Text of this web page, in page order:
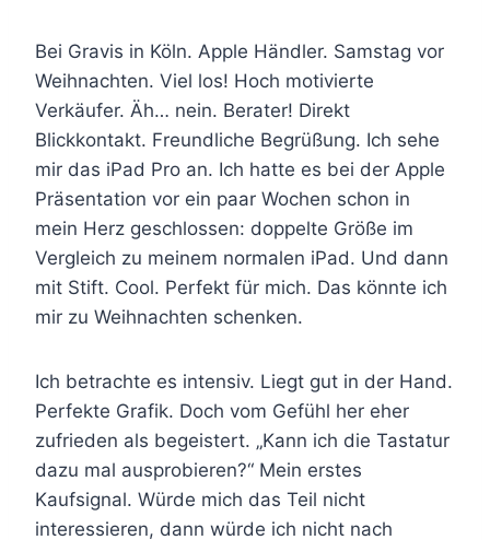
Bei Gravis in Köln. Apple Händler. Samstag vor
Weihnachten. Viel los! Hoch motivierte
Verkäufer. Äh… nein. Berater! Direkt
Blickkontakt. Freundliche Begrüßung. Ich sehe
mir das iPad Pro an. Ich hatte es bei der Apple
Präsentation vor ein paar Wochen schon in
mein Herz geschlossen: doppelte Größe im
Vergleich zu meinem normalen iPad. Und dann
mit Stift. Cool. Perfekt für mich. Das könnte ich
mir zu Weihnachten schenken.
Ich betrachte es intensiv. Liegt gut in der Hand.
Perfekte Grafik. Doch vom Gefühl her eher
zufrieden als begeistert. „Kann ich die Tastatur
dazu mal ausprobieren?“ Mein erstes
Kaufsignal. Würde mich das Teil nicht
interessieren, dann würde ich nicht nach